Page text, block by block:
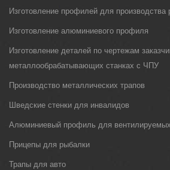
Изготовление профилей для производства
Изготовление алюминиевого профиля
Изготовление деталей по чертежам
металлообрабатывающих станках с ЧПУ
Производство металлических трапов
Шведские стенки для инвалидов
Алюминиевый профиль для
Прицепы для рыбалки
Трапы для авто